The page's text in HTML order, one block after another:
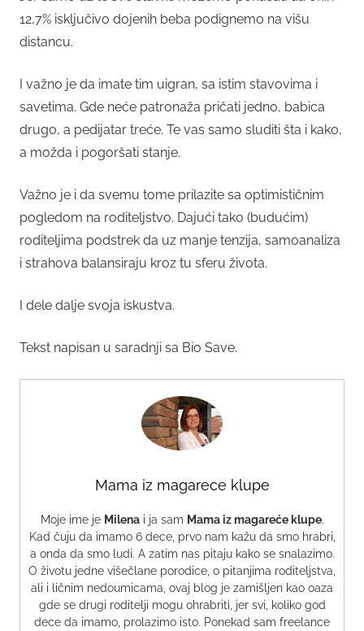
12,7% isključivo dojenih beba podignemo na višu
distancu.
I važno je da imate tim uigran, sa istim stavovima i
savetima. Gde neće patronaža pričati jedno, babica
drugo, a pedijatar treće. Te vas samo sluditi šta i kako,
a možda i pogoršati stanje.
Važno je i da svemu tome prilazite sa optimističnim
pogledom na roditeljstvo. Dajući tako (budućim)
roditeljima podstrek da uz manje tenzija, samoanaliza
i strahova balansiraju kroz tu sferu života.
I dele dalje svoja iskustva.
Tekst napisan u saradnji sa Bio Save.
Mama iz magarece klupe
Moje ime je Milenai ja sam Mama iz magareće klupe.
Kad čuju da imamo 6 dece, prvo nam kažu da smo hrabri,
a onda da smo ludi. A zatim nas pitaju kako se snalazimo.
O životu jedne višečlane porodice, o pitanjima roditeljstva,
ali i ličnim nedoumicama, ovaj blog je zamišljen kao oaza
gde se drugi roditelji mogu ohrabriti, jer svi, koliko god
dece da imamo, prolazimo isto. Ponekad sam freelance